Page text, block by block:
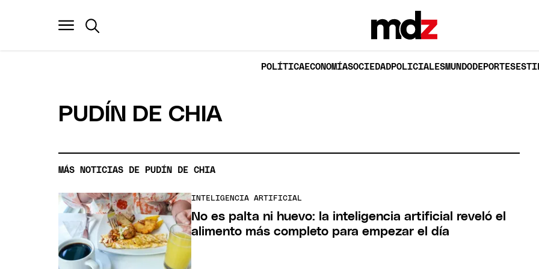
POLÍTICAECONOMÍASOCIEDADPOLICIALESMUNDODEPORTES
PUDÍN DE CHIA
MÁS NOTICIAS DE PUDÍN DE CHIA
INTELIGENCIA ARTIFICIAL
No es palta ni huevo: la inteligencia artificial reveló el
alimento más completo para empezar el día